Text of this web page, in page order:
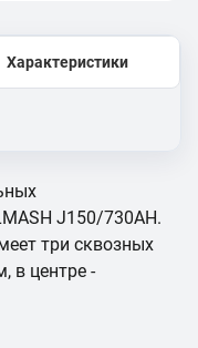
Характеристики
J150/730AH.
три сквозных
в центре -